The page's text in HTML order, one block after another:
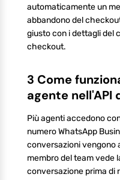
automaticamente un
abbandono del
giusto con i dettagli del
checkout.
3 Come
agente nell'API
Più agenti accedono
numero WhatsApp
conversazioni vengono
membro del team vede
conversazione prima di